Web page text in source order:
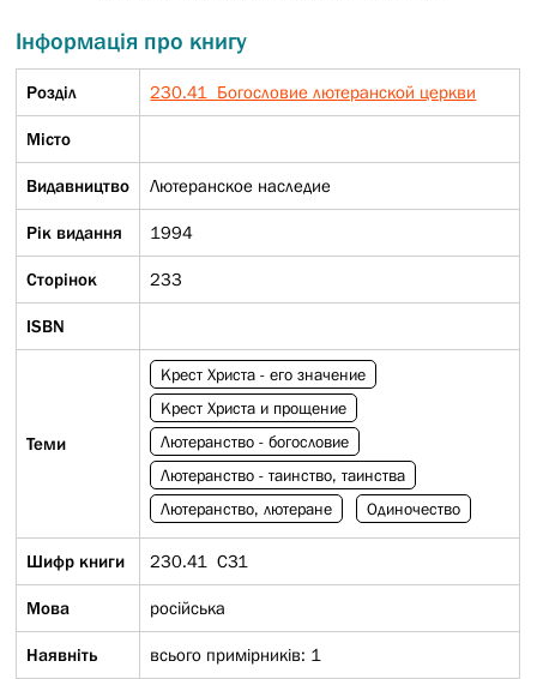
Інформація про книгу
Розділ 230.41 Богословие лютеранской церкви
Micто
Видавництво Лютеранское наследие
Рік видання 1994
Сторінок 233
ISBN
Теми
Крест Христа - его значение
Крест Христа и прощение
Лютеранство - богословие
Лютеранство - таинство, таинства
Лютеранство, лютеране
Одиночество
Шифр книги 230.41 С31
Мова російська
Наявніть всього примірників: 1